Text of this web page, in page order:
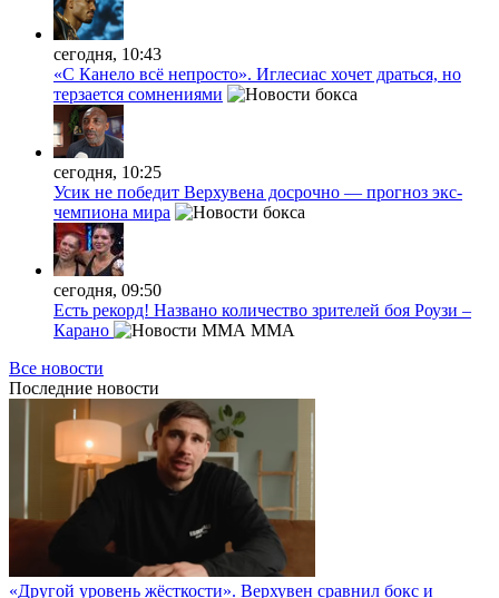
сегодня, 10:43
«С Канело всё непросто». Иглесиас хочет драться, но
терзается сомнениями
сегодня, 10:25
Усик не победит Верхувена досрочно — прогноз экс-
чемпиона мира
сегодня, 09:50
Есть рекорд! Названо количество зрителей боя Роузи –
Карано
MMA
Все новости
Последние новости
«Другой уровень жёсткости». Верхувен сравнил бокс и